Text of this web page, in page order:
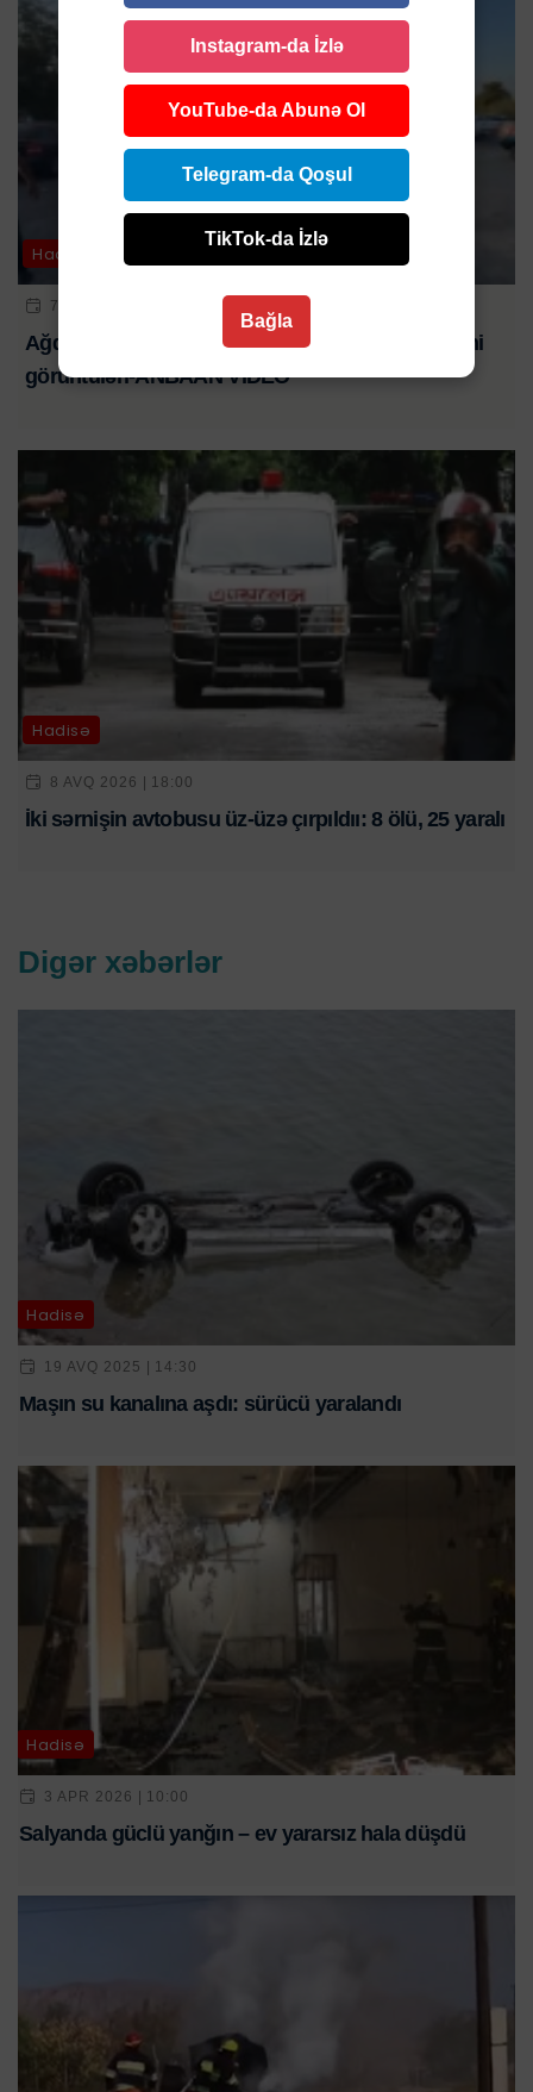
Hadisə
7 AVQ 2026 | 23:32
Ağdaşda televiziya əməkdaşlarına hücumun yeni
görüntüləri-ANBAAN VİDEO
Hadisə
8 AVQ 2026 | 18:00
İki sərnişin avtobusu üz-üzə çırpıldıı: 8 ölü, 25 yaralı
Digər xəbərlər
Hadisə
19 AVQ 2025 | 14:30
Maşın su kanalına aşdı: sürücü yaralandı
Hadisə
3 APR 2026 | 10:00
Salyanda güclü yanğın – ev yararsız hala düşdü
Instagram-da İzlə
YouTube-da Abunə Ol
Telegram-da Qoşul
TikTok-da İzlə
Bağla